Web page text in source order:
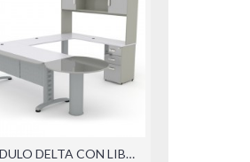
MODULO DELTA CON LIBRERO SOBREPONER Y PENINSULA (DER./IZQ.)